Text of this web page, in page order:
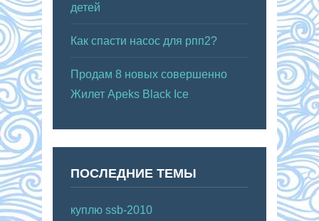
детей
Как спасти насос для рпп2?
Продам 8 новых совершенно
Жилет Apeks Black Ice
ПОСЛЕДНИЕ ТЕМЫ
куплю ssb-2010